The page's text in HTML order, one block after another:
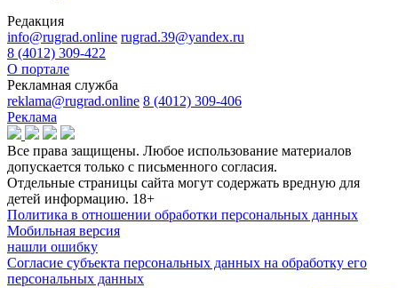
Редакция
info@rugrad.online rugrad.39@yandex.ru
8 (4012) 309-422
О портале
Рекламная служба
reklama@rugrad.online 8 (4012) 309-406
Реклама
Все права защищены. Любое использование материалов
допускается только с письменного согласия.
Отдельные страницы сайта могут содержать вредную для
детей информацию. 18+
Политика в отношении обработки персональных данных
Мобильная версия
нашли ошибку
Согласие субъекта персональных данных на обработку его
персональных данных